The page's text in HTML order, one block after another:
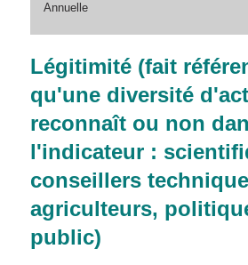
Annuelle
Légitimité (fait
qu'une diversité
reconnaît ou non
l'indicateur :
conseillers
agriculteurs,
public)